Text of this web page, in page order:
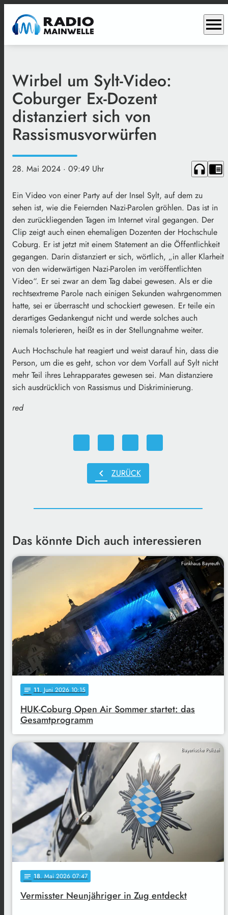
menu
Wirbel um Sylt-Video:
Coburger Ex-Dozent
distanziert sich von
Rassismusvorwürfen
28. Mai 2024 · 09:49 Uhr headphones chrome_reader_mode
Ein Video von einer Party auf der Insel Sylt, auf dem zu
sehen ist, wie die Feiernden Nazi-Parolen gröhlen. Das ist in
den zurückliegenden Tagen im Internet viral gegangen. Der
Clip zeigt auch einen ehemaligen Dozenten der Hochschule
Coburg. Er ist jetzt mit einem Statement an die Öffentlichkeit
gegangen. Darin distanziert er sich, wörtlich, „in aller Klarheit
von den widerwärtigen Nazi-Parolen im veröffentlichten
Video“. Er sei zwar an dem Tag dabei gewesen. Als er die
rechtsextreme Parole nach einigen Sekunden wahrgenommen
hatte, sei er überrascht und schockiert gewesen. Er teile ein
derartiges Gedankengut nicht und werde solches auch
niemals tolerieren, heißt es in der Stellungnahme weiter.
Auch Hochschule hat reagiert und weist darauf hin, dass die
Person, um die es geht, schon vor dem Vorfall auf Sylt nicht
mehr Teil ihres Lehrapparates gewesen sei. Man distanziere
sich ausdrücklich von Rassismus und Diskriminierung.
red
chevron_left ZURÜCK
Das könnte Dich auch interessieren
Funkhaus Bayreuth
notes 11. Juni 2026 10:15
HUK-Coburg Open Air Sommer startet: das
Gesamtprogramm
Bayerische Polizei
notes 18. Mai 2026 07:47
Vermisster Neunjähriger in Zug entdeckt